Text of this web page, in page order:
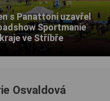
s Panattoni uzavřel
Sportmanie
ve Stříbře
Osvaldová